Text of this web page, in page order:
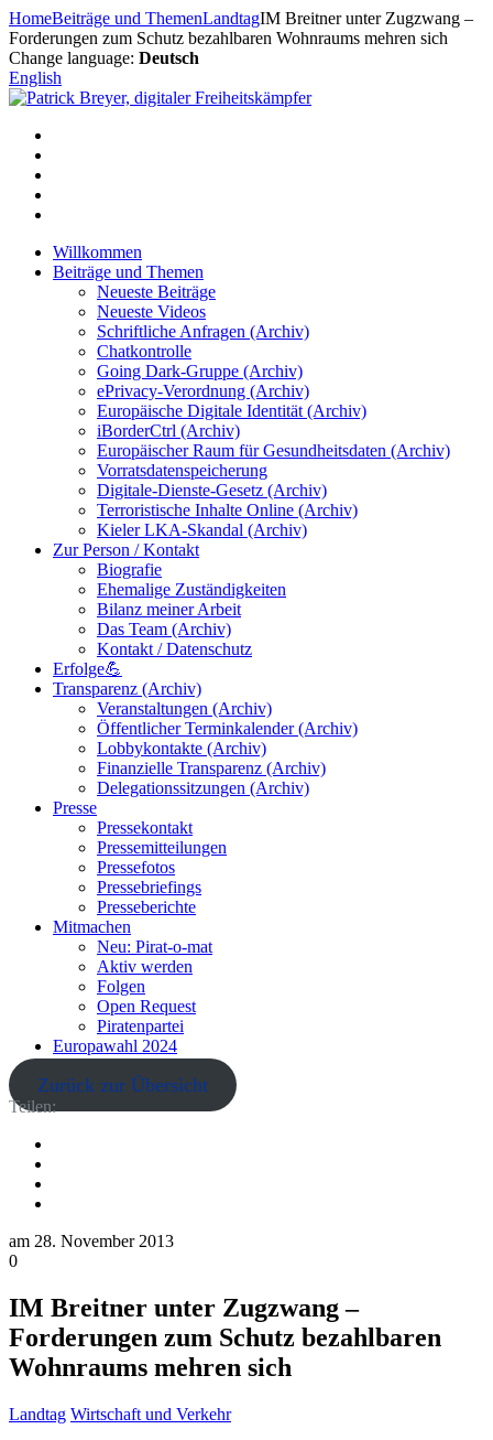
Zum
Inhalt
springen
HomeBeiträge und ThemenLandtagIM Breitner unter Zugzwang –
Forderungen zum Schutz bezahlbaren Wohnraums mehren sich
Change language: Deutsch
English
Willkommen
Beiträge und Themen
Neueste Beiträge
Neueste Videos
Schriftliche Anfragen (Archiv)
Chatkontrolle
Going Dark-Gruppe (Archiv)
ePrivacy-Verordnung (Archiv)
Europäische Digitale Identität (Archiv)
iBorderCtrl (Archiv)
Europäischer Raum für Gesundheitsdaten (Archiv)
Vorratsdatenspeicherung
Digitale-Dienste-Gesetz (Archiv)
Terroristische Inhalte Online (Archiv)
Kieler LKA-Skandal (Archiv)
Zur Person / Kontakt
Biografie
Ehemalige Zuständigkeiten
Bilanz meiner Arbeit
Das Team (Archiv)
Kontakt / Datenschutz
Erfolge💪
Transparenz (Archiv)
Veranstaltungen (Archiv)
Öffentlicher Terminkalender (Archiv)
Lobbykontakte (Archiv)
Finanzielle Transparenz (Archiv)
Delegationssitzungen (Archiv)
Presse
Pressekontakt
Pressemitteilungen
Pressefotos
Pressebriefings
Presseberichte
Mitmachen
Neu: Pirat-o-mat
Aktiv werden
Folgen
Open Request
Piratenpartei
Europawahl 2024
Zurück zur Übersicht
Teilen:
am 28. November 2013
0
IM Breitner unter Zugzwang –
Forderungen zum Schutz bezahlbaren
Wohnraums mehren sich
Landtag Wirtschaft und Verkehr